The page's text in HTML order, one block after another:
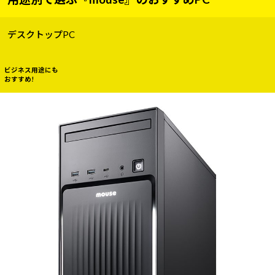
デスクトップPC
ビジネス用途にも
おすすめ!